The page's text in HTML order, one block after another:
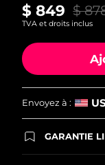
$ 849 $
TVA et droits inclus
Envoyez à :
GARANTIE